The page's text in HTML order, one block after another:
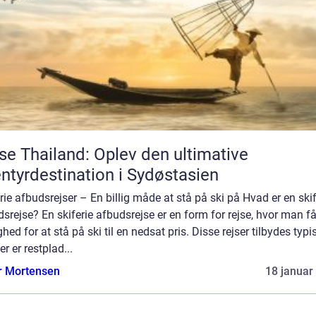
Thailand: Oplev den ultimative
i Sydøstasien
afbudsrejser – En billig måde at stå på ski på Hvad er en
En skiferie afbudsrejse er en form for rejse, hvor man
for at stå på ski til en nedsat pris. Disse rejser tilbydes
er restplad...
Mortensen
18 januar